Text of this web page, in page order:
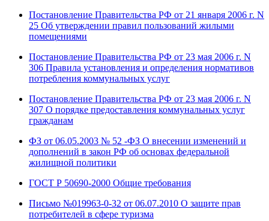
Постановление Правительства РФ от 21 января 2006 г. N
25 Об утверждении правил пользований жилыми
помещениями
Постановление Правительства РФ от 23 мая 2006 г. N
306 Правила установления и определения нормативов
потребления коммунальных услуг
Постановление Правительства РФ от 23 мая 2006 г. N
307 О порядке предоставления коммунальных услуг
гражданам
ФЗ от 06.05.2003 № 52 -ФЗ О внесении изменений и
дополнений в закон РФ об основах федеральной
жилищной политики
ГОСТ Р 50690-2000 Общие требования
Письмо №019963-0-32 от 06.07.2010 О защите прав
потребителей в сфере туризма